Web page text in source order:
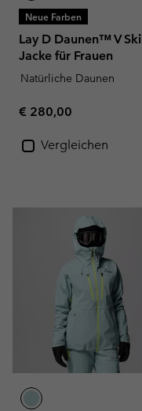
Neue Farben
Lay D Daunen™ V Ski
Jacke für Frauen
Natürliche Daunen
Regular price:
€ 280,00
Vergleichen